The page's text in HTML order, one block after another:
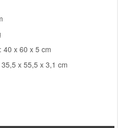
40 x 60 x 5 cm
x 55,5 x 3,1 cm